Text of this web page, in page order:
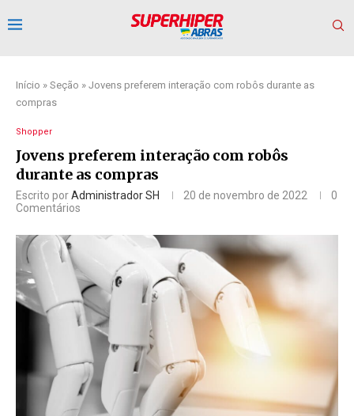
Início » Seção » Jovens preferem interação com robôs durante as
compras
Shopper
Jovens preferem interação com robôs
durante as compras
Escrito porAdministrador SH 20 de novembro de 2022
0
Comentários